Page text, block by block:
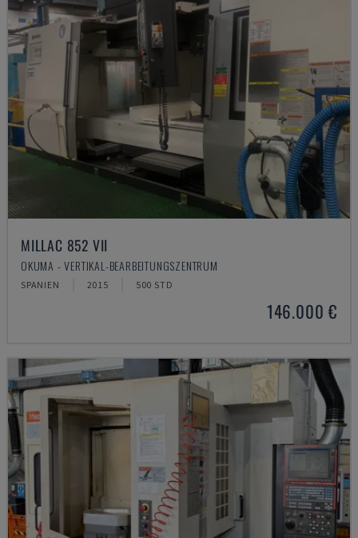
MILLAC 852 VII
OKUMA - VERTIKAL-BEARBEITUNGSZENTRUM
SPANIEN 2015 500 STD
146.000 €